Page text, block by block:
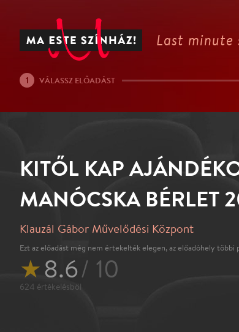
Last minute
1 VÁLASSZ ELŐADÁST
KITŐL KAP
MANÓCSKA BÉRLET
Klauzál Gábor Művelődési Központ
Ezt az előadást még nem értekelték elegen, az előadóhely többi
★8.6/ 10
624 értékelésből